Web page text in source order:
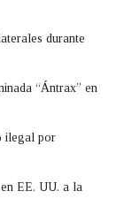
durante
“Ántrax” en
ilegal por
EE. UU. a la